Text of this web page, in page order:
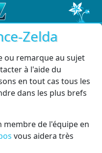
Zelda
ou remarque au sujet
à l'aide du
en tout cas tous les
dans les plus brefs
membre de l'équipe en
vous aidera très